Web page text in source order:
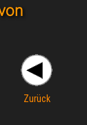
Zurück